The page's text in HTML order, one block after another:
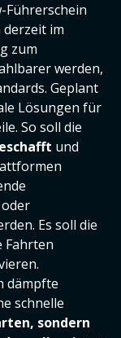
Führerschein
im
zum
werden,
Geplant
Lösungen für
So soll die
und
Es soll die
Fahrten
dämpfte
schnelle
sondern